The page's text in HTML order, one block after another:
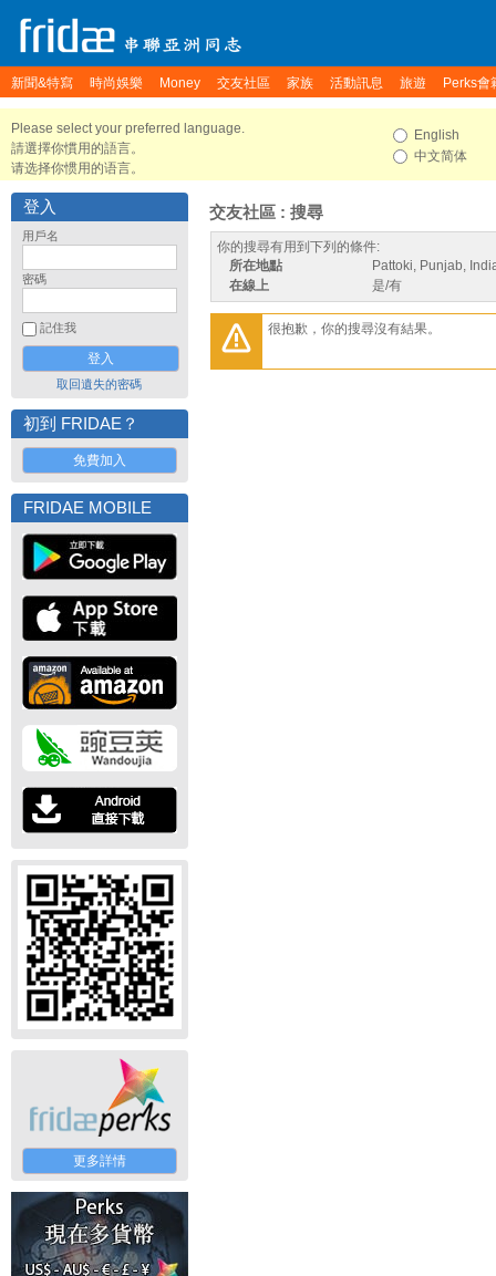
新聞&特寫 時尚娛樂 Money 交友社區 家族 活動訊息 旅遊 Perks會
Please select your preferred language.
請選擇你慣用的語言。
请选择你惯用的语言。
English
中文简体
登入
用戶名
密碼
記住我
取回遺失的密碼
初到 FRIDAE？
免費加入
FRIDAE MOBILE
更多詳情
交友社區 : 搜尋
你的搜尋有用到下列的條件:
所在地點
Pattoki, Punjab,
在線上
是/有
很抱歉，你的搜尋沒有結果。